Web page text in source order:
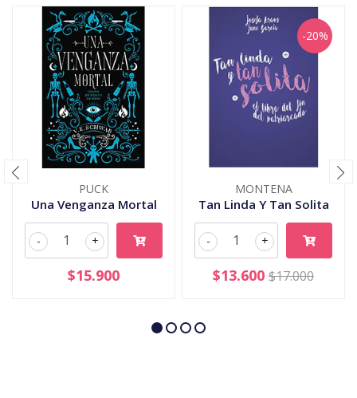
PUCK
Una Venganza Mortal
+
-
$15.900
-20%
MONTENA
Tan Linda Y Tan Solita
+
-
$13.600 $17.000